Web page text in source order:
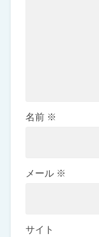
名前 ※
メール ※
サイト